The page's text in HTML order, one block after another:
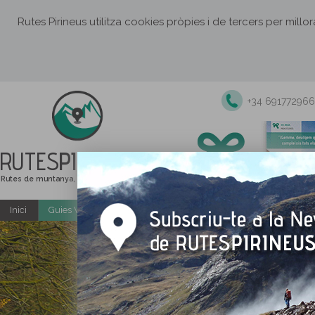
Rutes Pirineus utilitza cookies pròpies i de tercers per
RUTESPIRINEUS
Rutes de muntanya, senderisme i excursions
+34 691772966
Inici Guies Web i PDF gratuïtes Excursions i activitats